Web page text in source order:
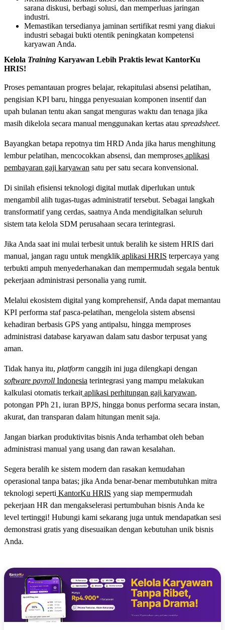
sarana diskusi, berbagi solusi, dan memperluas jaringan
industri.
Memastikan tersedianya jaminan sertifikat resmi yang diakui
industri sebagai bukti otentik peningkatan kompetensi
karyawan Anda.
Kelola Training Karyawan Lebih Praktis lewat KantorKu
HRIS!
Proses pemantauan progres belajar, rekapitulasi absensi pelatihan,
pengisian KPI baru, hingga penyesuaian komponen insentif dan
upah bulanan tentu akan sangat menguras waktu dan tenaga jika
masih dikelola secara manual menggunakan kertas atau spreadsheet.
Bayangkan betapa repotnya tim HRD Anda jika harus menghitung
lembur pelatihan, mencocokkan absensi, dan memproses aplikasi
pembayaran gaji karyawan satu per satu secara konvensional.
Di sinilah efisiensi teknologi digital mutlak diperlukan untuk
mengambil alih tugas-tugas administratif tersebut. Sebagai langkah
transformatif yang cerdas, saatnya Anda mendigitalkan seluruh
sistem tata kelola SDM perusahaan secara terintegrasi.
Jika Anda saat ini mulai terbesit untuk beralih ke sistem HRIS dari
manual, jangan ragu untuk mengklik aplikasi HRIS terpercaya yang
terbukti ampuh menyederhanakan dan mempermudah segala bentuk
pekerjaan administrasi personalia yang rumit.
Melalui ekosistem digital yang komprehensif, Anda dapat memantau
KPI performa staf pasca-pelatihan, mengelola sistem absensi
kehadiran berbasis GPS yang antipalsu, hingga memproses
administrasi database karyawan dalam satu dasbor terpusat yang
aman.
Tidak hanya itu, platform canggih ini juga dilengkapi dengan
software payroll Indonesia terintegrasi yang mampu melakukan
kalkulasi otomatis terkait aplikasi perhitungan gaji karyawan,
potongan PPh 21, iuran BPJS, hingga bonus performa secara instan,
akurat, dan transparan dalam hitungan menit saja.
Jangan biarkan produktivitas bisnis Anda terhambat oleh beban
administrasi manual yang usang dan rawan kesalahan.
Segera beralih ke sistem modern dan rasakan kemudahan
operasional tanpa batas; jika Anda benar-benar membutuhkan mitra
teknologi seperti KantorKu HRIS yang siap mempermudah
pekerjaan HR dan mengakselerasi pertumbuhan bisnis Anda ke
level tertinggi! Hubungi kami sekarang juga untuk mendapatkan sesi
demonstrasi gratis yang disesuaikan dengan kebutuhan unik bisnis
Anda.